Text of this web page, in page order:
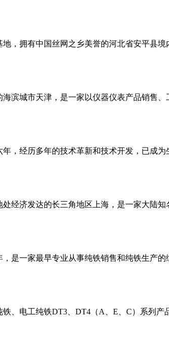
，拥有中国丝网之乡美誉的河北省安平县
滨城市天津，是一家以仪器仪表产品销售
，经历多年的技术革新和技术开发，已成
处经济发达的长三角地区上海，是一家大陆
是一家最早专业从事纯铁销售和纯铁生产
、电工纯铁DT3、DT4（A、E、C）系列